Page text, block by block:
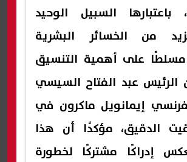
باعتبارها السبيل الوحيد
من الخسائر البشرية
مسلطًا على أهمية التنسيق
الرئيس عبد الفتاح السيسي
إيمانويل ماكرون في
الدقيق، مؤكدًا أن هذا
إدراكًا مشتركًا لخطورة